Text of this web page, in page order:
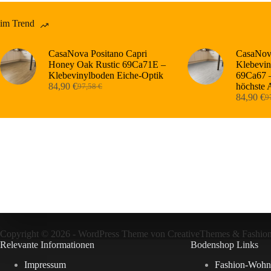
im Trend
CasaNova Positano Capri
Honey Oak Rustic 69Ca71E –
Klebevinylboden Eiche-Optik
97,58€
Ursprünglicher
84,90 €Aktueller
69Ca67
höchste
84,90 €
Copyright © 2026 - WordPress Theme von CreativeThemes &
Relevante Informationen
Impressum
Bodenshop Links
Fashion-